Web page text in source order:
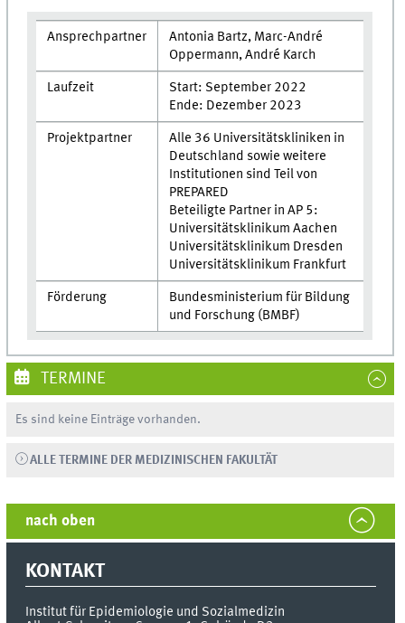
Ansprechpartner
Antonia Bartz, Marc-André
Oppermann, André Karch
Laufzeit
Start: September 2022
Ende: Dezember 2023
Projektpartner
Alle 36 Universitätskliniken in
Deutschland sowie weitere
Institutionen sind Teil von
PREPARED
Beteiligte Partner in AP 5:
Universitätsklinikum Aachen
Universitätsklinikum Dresden
Universitätsklinikum Frankfurt
Förderung
Bundesministerium für Bildung
und Forschung (BMBF)
TERMINE
Es sind keine Einträge vorhanden.
ALLE TERMINE DER MEDIZINISCHEN FAKULTÄT
nach oben
KONTAKT
Institut für Epidemiologie und Sozialmedizin